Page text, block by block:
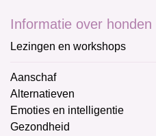
Informatie over honden
Lezingen en workshops
Aanschaf
Alternatieven
Emoties en intelligentie
Gezondheid